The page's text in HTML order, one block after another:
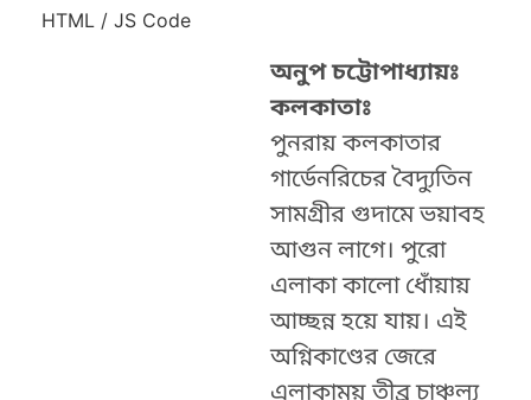
HTML / JS Code
অনুপ চট্টোপাধ্যায়ঃ
কলকাতাঃ
পুনরায় কলকাতার
গার্ডেনরিচের বৈদ্যুতিন
সামগ্রীর গুদামে ভয়াবহ
আগুন লাগে। পুরো
এলাকা কালো ধোঁয়ায়
আচ্ছন্ন হয়ে যায়। এই
অগ্নিকাণ্ডের জেরে
এলাকাময় তীব্র চাঞ্চল্য